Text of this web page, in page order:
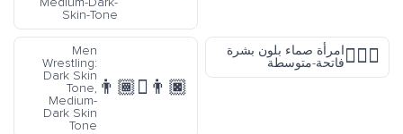
Skin-Tone
🧏🏼‍♀️امرأة صماء بلون بشرة
فاتحة-متوسطة
👨🏿‍🫯‍👨🏾
Men
Wrestling:
Dark Skin
Tone,
Medium-
Dark Skin
Tone